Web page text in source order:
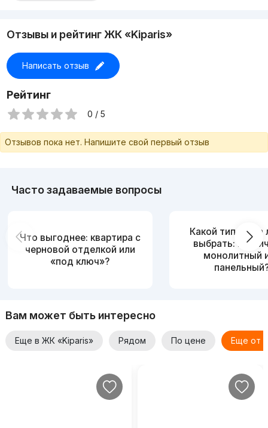
Отзывы и рейтинг ЖК «Kiparis»
Написать отзыв
Рейтинг
0 / 5
Отзывов пока нет. Напишите свой первый отзыв
Часто задаваемые вопросы
Что выгоднее: квартира с
черновой отделкой или
«под ключ»?
Какой тип дома
выбрать:
монолитный
Вам может быть интересно
Еще в ЖК «Kiparis» Рядом По цене Еще от